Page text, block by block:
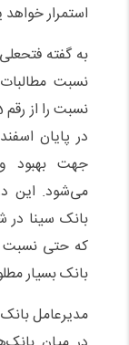
استمرار
به گفته
نسبت
جهت بهبود
می‌شود. این
بانک سینا در
که حتی نسبت
بانک بسیار
مدیرعامل